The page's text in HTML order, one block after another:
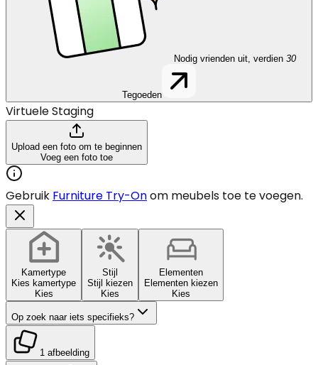
Nodig vrienden uit, verdien 30
Tegoeden
Virtuele Staging
Upload een foto om te beginnen
Voeg een foto toe
Gebruik Furniture Try-Onom meubels toe te voegen.
Kamertype
Kies kamertype
Kies
Stijl
Stijl kiezen
Kies
Elementen
Elementen kiezen
Kies
Op zoek naar iets specifieks?
1 afbeelding